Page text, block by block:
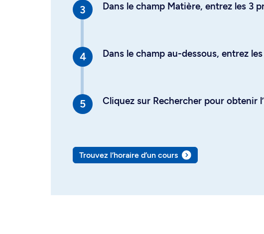
Dans le champ Matière, entrez les 3
Dans le champ au-dessous, entrez
Cliquez sur Rechercher pour obtenir
Trouvez l’horaire d’un cours